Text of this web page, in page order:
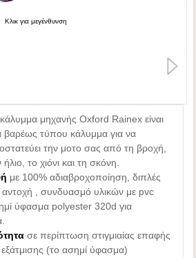
Κλικ για μεγένθυνση
μηχανής Oxford Rainex είναι
βαρέως τύπου κάλυμμα για να
την μοτο σας από τη βροχή,
ήλιο, το χιόνι και τη σκόνη.
με 100% αδιαβροχοποίηση, διπλές
αντοχή , συνδυασμό υλικών με pvc
ύφασμα polyester 320d για
σε περίπτωση στιγμιαίας επαφής
(το ασημί ύφασμα)